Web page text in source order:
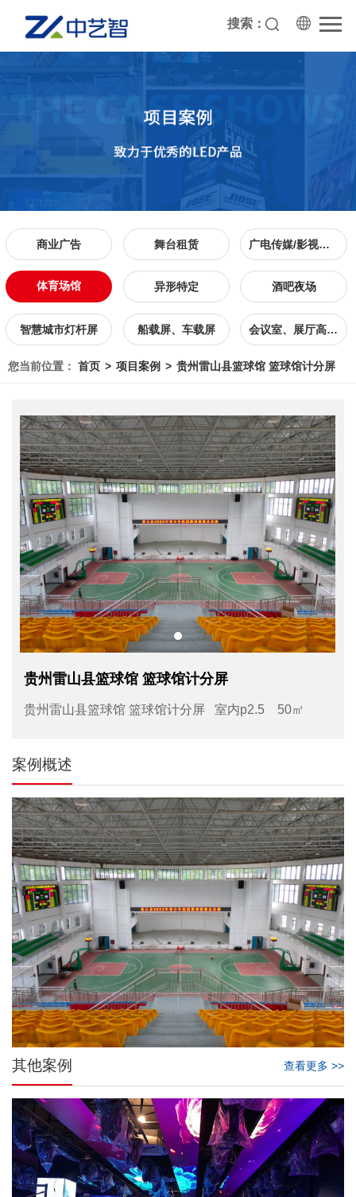
搜索：
商业广告 舞台租赁 广电传媒/影视拍摄
体育场馆 异形特定 酒吧夜场
智慧城市灯杆屏 船载屏、车载屏 会议室、展厅高清显示屏
您当前位置： 首页 项目案例 贵州雷山县篮球馆 篮球馆计分屏
贵州雷山县篮球馆 篮球馆计分屏
贵州雷山县篮球馆 篮球馆计分屏 室内p2.5 50㎡
案例概述
其他案例 查看更多 >>